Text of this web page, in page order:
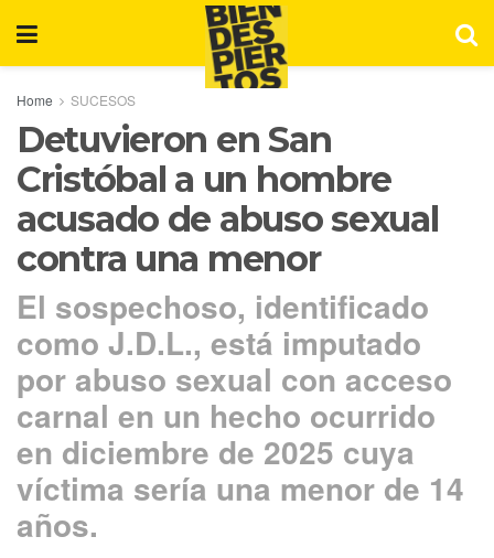
Home SUCESOS
Detuvieron en San
Cristóbal a un hombre
acusado de abuso sexual
contra una menor
El sospechoso, identificado
como J.D.L., está imputado
por abuso sexual con acceso
carnal en un hecho ocurrido
en diciembre de 2025 cuya
víctima sería una menor de 14
años.